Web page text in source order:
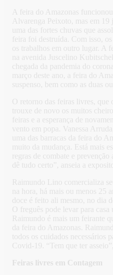
A feira do Amazonas
Alvarenga Peixoto, mas em 19
uma das fortes chuvas que
feira foi destruída. Com isso,
os trabalhos em outro lugar. A
na avenida Juscelino
chegada da pandemia do
março deste ano, a feira do
suspenso, bem como as duas
O retorno das feiras livres, que
trouxe de novo os muitos
feiras e a esperança de
vento em popa. Vanessa
uma das barracas da feira do
muito da mudança. Está mais
regras de combate e
dê tudo certo”, anseia a
Raimundo Lino comercializa
na hora, há mais ou menos 25
doce é feito ali mesmo, no dia
O freguês pode levar para casa
Raimundo é mais um feirante
da feira do Amazonas.
todos os cuidados necessários
Covid-19. “Tem que ter
Feiras livres em Contagem